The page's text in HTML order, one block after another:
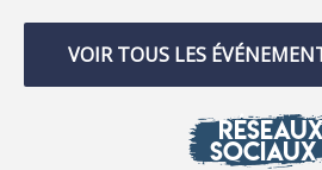
VOIR TOUS LES
RÉSEAUX
SOCIAUX